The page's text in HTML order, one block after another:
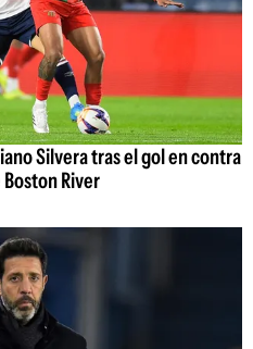
Silvera tras el gol en contra
River